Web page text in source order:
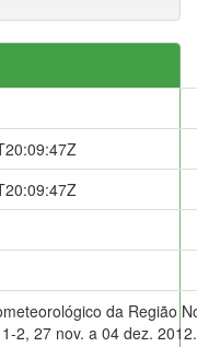
da Região
2, 27 nov. a 04 dez. 2012.